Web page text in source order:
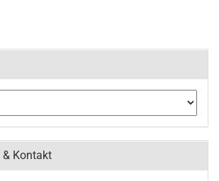
Kontakt